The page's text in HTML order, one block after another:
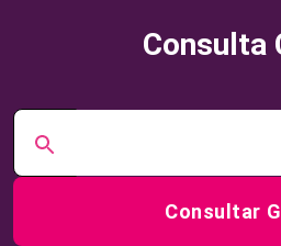
Consulta
Consultar